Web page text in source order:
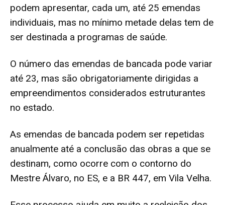
podem apresentar, cada um, até 25 emendas
individuais, mas no mínimo metade delas tem de
ser destinada a programas de saúde.
O número das emendas de bancada pode variar
até 23, mas são obrigatoriamente dirigidas a
empreendimentos considerados estruturantes
no estado.
As emendas de bancada podem ser repetidas
anualmente até a conclusão das obras a que se
destinam, como ocorre com o contorno do
Mestre Álvaro, no ES, e a BR 447, em Vila Velha.